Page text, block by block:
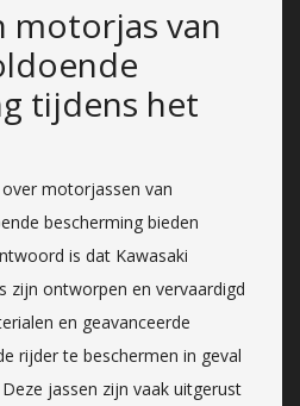
motorjas van
tijdens het
motorjassen van
bescherming bieden
is dat Kawasaki
zijn ontworpen en vervaardigd
en geavanceerde
rijder te beschermen in geval
jassen zijn vaak uitgerust